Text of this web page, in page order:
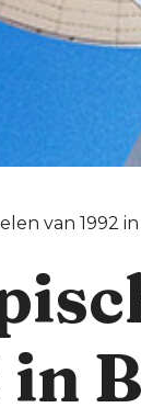
van 1992
in